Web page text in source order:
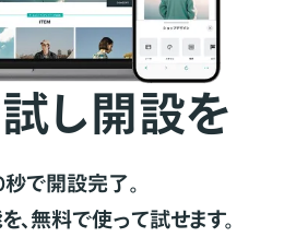
し開設を
で開設完了。
、無料で使って試せます。